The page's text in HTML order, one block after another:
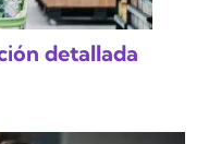
detallada